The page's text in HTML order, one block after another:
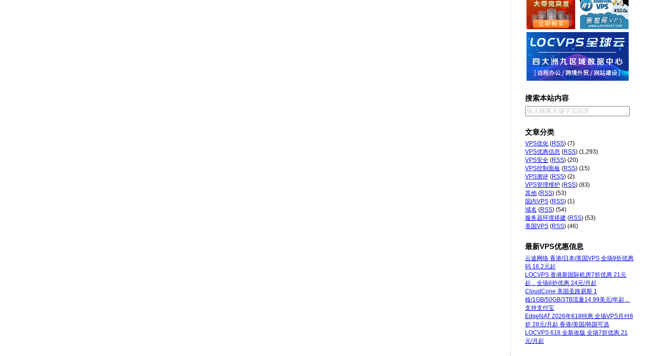
搜索本站内容
文章分类
VPS优化 (RSS) (7)
VPS优惠信息 (RSS) (1,293)
VPS安全 (RSS) (20)
VPS控制面板 (RSS) (15)
VPS测评 (RSS) (2)
VPS管理维护 (RSS) (83)
其他 (RSS) (53)
国内VPS (RSS) (1)
域名 (RSS) (54)
服务器环境搭建 (RSS) (53)
美国VPS (RSS) (46)
最新VPS优惠信息
云途网络 香港/日本/美国VPS 全场9折优惠
码 16.2元起
LOCVPS 香港新国际机房7折优惠 21元
起，全场8折优惠 24元/月起
CloudCone 美国圣路易斯 1
核/1GB/50GB/3TB流量14.99美元/年起，
支持支付宝
EdgeNAT 2026年618特惠 全场VPS月付8
折 28元/月起 香港/美国/韩国可选
LOCVPS 618 全新改版 全场7折优惠 21
元/月起